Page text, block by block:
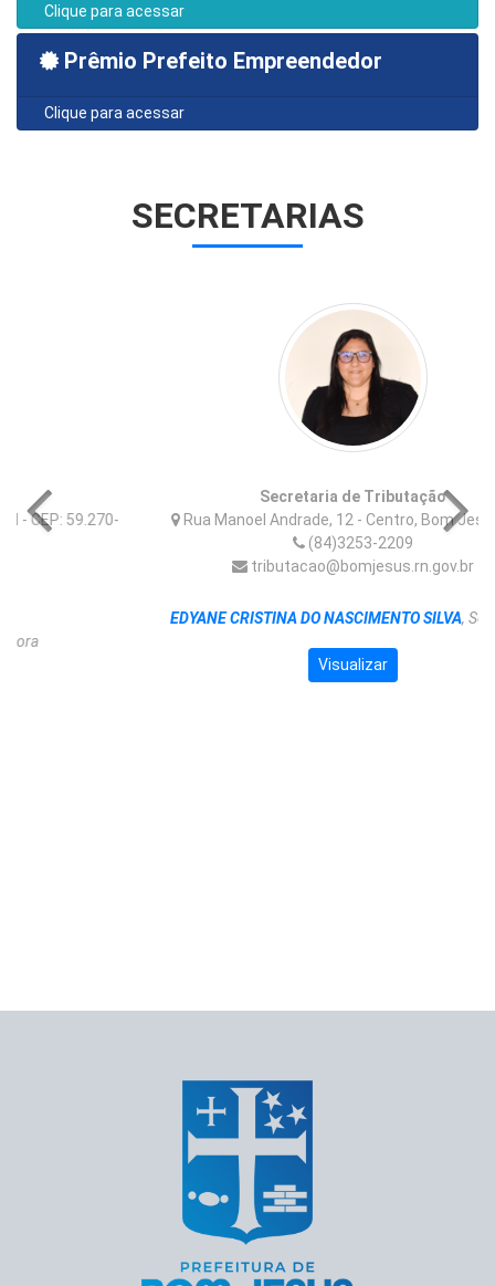
Clique para acessar
Prêmio Prefeito Empreendedor
Clique para acessar
SECRETARIAS
Secretaria de Tributação
Rua Manoel Andrade, 12 - Centro, Bom Jesus - RN
(84)3253-2209
tributacao@bomjesus.rn.gov.br
EDYANE CRISTINA DO NASCIMENTO SILVA, Secretária